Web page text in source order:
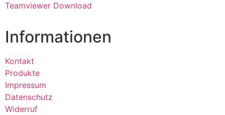
Teamviewer Download
Informationen
Kontakt
Produkte
Impressum
Datenschutz
Widerruf